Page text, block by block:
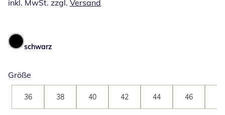
inkl. MwSt. zzgl. Versand
schwarz
Größe
36 38 40 42 44 46